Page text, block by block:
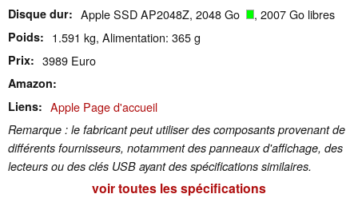
Disque dur Apple SSD AP2048Z, 2048 Go , 2007 Go libres
Poids 1.591 kg, Alimentation: 365 g
Prix 3989 Euro
Amazon
Liens
Apple Page d'accueil
Remarque : le fabricant peut utiliser des composants provenant de
différents fournisseurs, notamment des panneaux d'affichage, des
lecteurs ou des clés USB ayant des spécifications similaires.
voir toutes les spécifications